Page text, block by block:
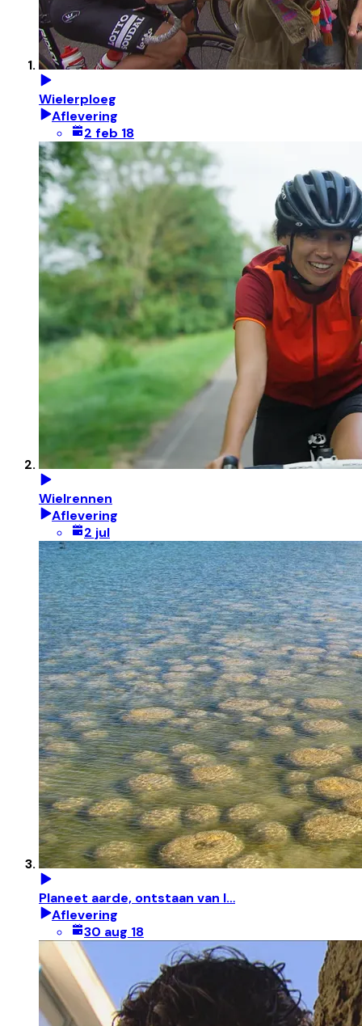
Wielerploeg
Aflevering
2 feb 18
Wielrennen
Aflevering
2 jul
Planeet aarde, ontstaan van l…
Aflevering
30 aug 18